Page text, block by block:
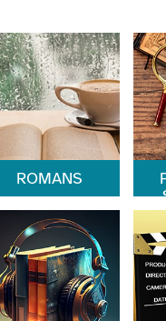
ROMANS
fictions arrivées en
rayon.